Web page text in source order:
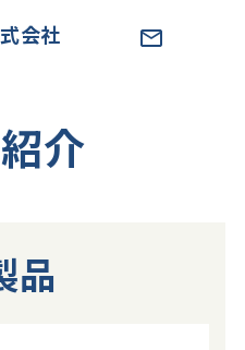
会社
介
品